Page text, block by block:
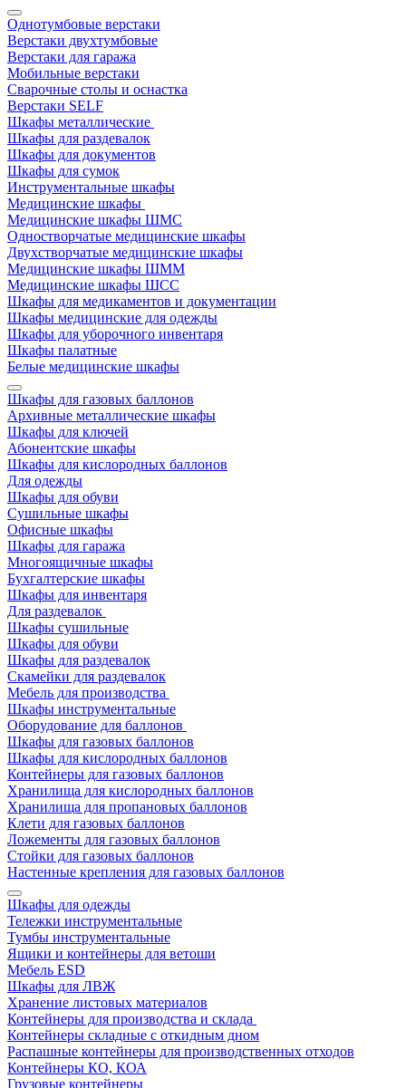
Однотумбовые верстаки
Верстаки двухтумбовые
Верстаки для гаража
Мобильные верстаки
Сварочные столы и оснастка
Верстаки SELF
Шкафы металлические
Шкафы для раздевалок
Шкафы для документов
Шкафы для сумок
Инструментальные шкафы
Медицинские шкафы
Медицинские шкафы ШМС
Одностворчатые медицинские шкафы
Двухстворчатые медицинские шкафы
Медицинские шкафы ШММ
Медицинские шкафы ШСС
Шкафы для медикаментов и документации
Шкафы медицинские для одежды
Шкафы для уборочного инвентаря
Шкафы палатные
Белые медицинские шкафы
Шкафы для газовых баллонов
Архивные металлические шкафы
Шкафы для ключей
Абонентские шкафы
Шкафы для кислородных баллонов
Для одежды
Шкафы для обуви
Сушильные шкафы
Офисные шкафы
Шкафы для гаража
Многоящичные шкафы
Бухгалтерские шкафы
Шкафы для инвентаря
Для раздевалок
Шкафы сушильные
Шкафы для обуви
Шкафы для раздевалок
Скамейки для раздевалок
Мебель для производства
Шкафы инструментальные
Оборудование для баллонов
Шкафы для газовых баллонов
Шкафы для кислородных баллонов
Контейнеры для газовых баллонов
Хранилища для кислородных баллонов
Хранилища для пропановых баллонов
Клети для газовых баллонов
Ложементы для газовых баллонов
Стойки для газовых баллонов
Настенные крепления для газовых баллонов
Шкафы для одежды
Тележки инструментальные
Тумбы инструментальные
Ящики и контейнеры для ветоши
Мебель ESD
Шкафы для ЛВЖ
Хранение листовых материалов
Контейнеры для производства и склада
Контейнеры складные с откидным дном
Распашные контейнеры для производственных отходов
Контейнеры КО, КОА
Грузовые контейнеры